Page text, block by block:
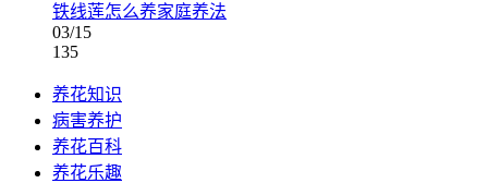
铁线莲怎么养家庭养法
03/15
135
养花知识
病害养护
养花百科
养花乐趣